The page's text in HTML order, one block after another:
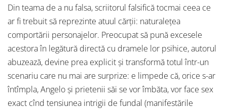
Din teama de a nu falsa, scriitorul falsifică tocmai ceea ce
ar fi trebuit să reprezinte atuul cărţii: naturaleţea
comportării personajelor. Preocupat să pună excesele
acestora în legătură directă cu dramele lor psihice, autorul
abuzează, devine prea explicit şi transformă totul într-un
scenariu care nu mai are surprize: e limpede că, orice s-ar
întîmpla, Angelo şi prietenii săi se vor îmbăta, vor face sex
exact cînd tensiunea intrigii de fundal (manifestările